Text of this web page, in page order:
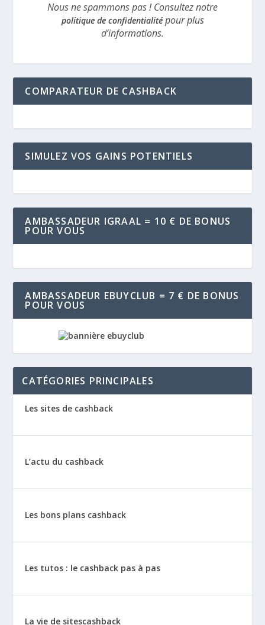
Nous ne spammons pas ! Consultez notre
politique de confidentialitépour plus
d’informations.
COMPARATEUR DE CASHBACK
SIMULEZ VOS GAINS POTENTIELS
AMBASSADEUR IGRAAL = 10 € DE BONUS
POUR VOUS
AMBASSADEUR EBUYCLUB = 7 € DE BONUS
POUR VOUS
CATÉGORIES PRINCIPALES
Les sites de cashback
L’actu du cashback
Les bons plans cashback
Les tutos : le cashback pas à pas
La vie de sitescashback